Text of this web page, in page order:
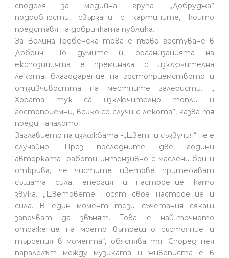
споделя за медийна група „Добруджа”
подробности, свързани с картините, които
представя на добричката публика.
За Велина Гребенска това е първо гостуване в
Добрич. По думите ѝ, организацията на
експозицията е преминала с изключителна
лекота, благодарение на гостоприемството и
отзивчивостта на местните галеристи. „
Хората тук са изключително топли и
гостоприемни, всико се случи с лекота”, казва тя
преди началото.
Заглавието на изложбата -„Цветни съзвучия“ не е
случайно. През последните две години
авторката работи интензивно с маслени бои и
открива, че чистите цветове притежават
същата сила, енергия и настроение като
звука. „Цветовете носят свое настроение и
сила. В един момент тези съчетания сякаш
започват да звънят. Това е най-точното
отражение на моето вътрешно състояние и
търсения в момента“, обяснява тя. Според нея
паралелът между музиката и живописта е в